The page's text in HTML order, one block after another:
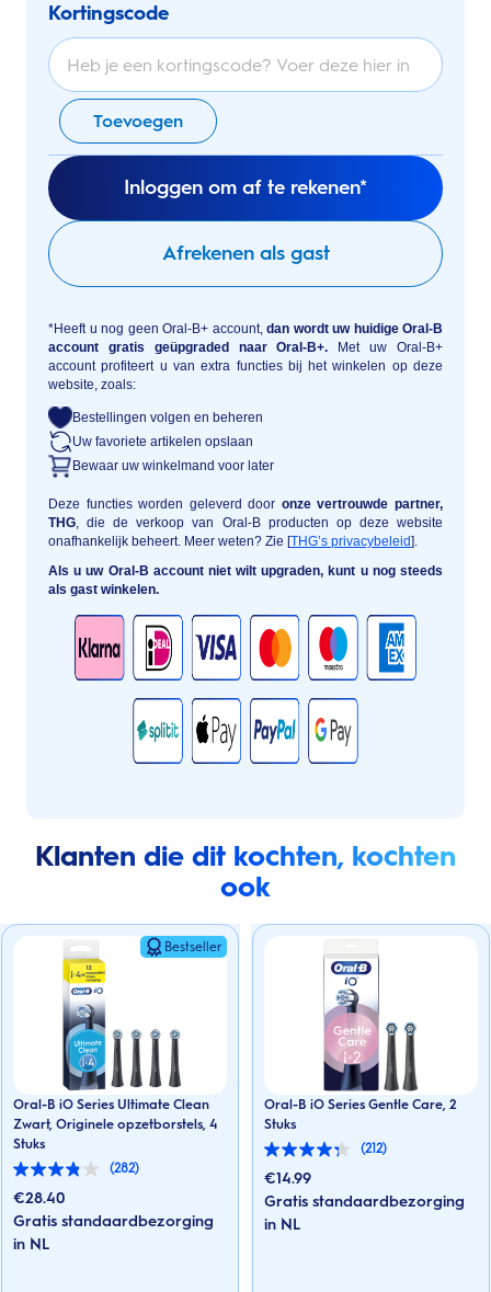
Kortingscode
Toevoegen
Inloggen om af te rekenen*
Afrekenen als gast
*Heeft u nog geen Oral-B+ account, dan wordt uw huidige Oral-B
account gratis geüpgraded naar Oral-B+.
Met uw Oral-B+
account profiteert u van extra functies bij het winkelen op deze
website, zoals:
Bestellingen volgen en beheren
Uw favoriete artikelen opslaan
Bewaar uw winkelmand voor later
Deze functies worden geleverd door onze vertrouwde partner,
THG, die de verkoop van Oral-B producten op deze website
onafhankelijk beheert. Meer weten? Zie [THG’s privacybeleid].
Als u uw Oral-B account niet wilt upgraden, kunt u nog steeds
als gast winkelen.
Klanten die dit kochten, kochten
ook
Bestseller
Oral-B iO Series Ultimate Clean
Zwart, Originele opzetborstels, 4
Stuks
(282)
3.8
van
5
sterren.
€28.40
Gratis standaardbezorging
in NL
Oral-B iO Series Gentle Care, 2
Stuks
(212)
4.3
van
5
sterren.
€14.99
Gratis standaardbezorging
in NL